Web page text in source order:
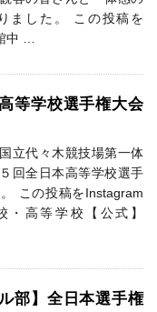
ました。 この投稿を
中 …
等学校選手権大会
立代々木競技場第一体
回全日本高等学校選手
この投稿をInstagram
高等学校【公式】
部】全日本選手権